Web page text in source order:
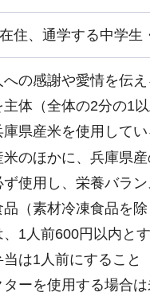
住、通学する中学生
への感謝や愛情を伝
主体（全体の2分の1
庫県産米を使用してい
のほかに、兵庫県
ず使用し、栄養バラ
（素材冷凍食品を
1人前600円以内と
は1人前にすること
ターを使用する場合